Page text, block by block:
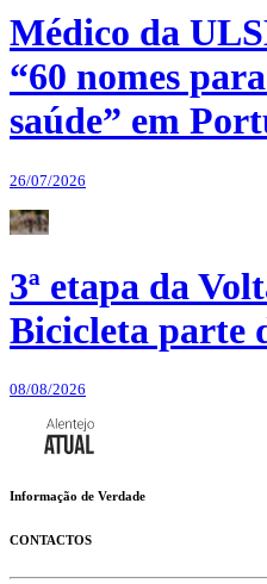
Médico da
“60 nomes
saúde” em
26/07/2026
3ª etapa da
Bicicleta parte
08/08/2026
Informação de Verdade
CONTACTOS